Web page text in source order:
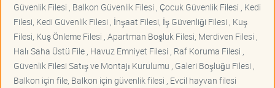
Güvenlik Filesi , Balkon Güvenlik Filesi , Çocuk Güvenlik Filesi , Kedi
Filesi, Kedi Güvenlik Filesi , İnşaat Filesi, İş Güvenliği Filesi , Kuş
Filesi, Kuş Önleme Filesi , Apartman Boşluk Filesi, Merdiven Filesi ,
Halı Saha Üstü File , Havuz Emniyet Filesi , Raf Koruma Filesi ,
Güvenlik Filesi Satış ve Montajı Kurulumu , Galeri Boşluğu Filesi ,
Balkon için file, Balkon için güvenlik filesi , Evcil hayvan filesi